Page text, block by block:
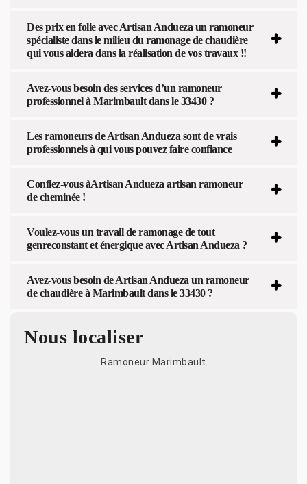
Des prix en folie avec Artisan Andueza un ramoneur
spécialiste dans le milieu du ramonage de chaudière
qui vous aidera dans la réalisation de vos travaux !!
Avez-vous besoin des services d’un ramoneur
professionnel à Marimbault dans le 33430 ?
Les ramoneurs de Artisan Andueza sont de vrais
professionnels à qui vous pouvez faire confiance
Confiez-vous àArtisan Andueza artisan ramoneur
de cheminée !
Voulez-vous un travail de ramonage de tout
genreconstant et énergique avec Artisan Andueza ?
Avez-vous besoin de Artisan Andueza un ramoneur
de chaudière à Marimbault dans le 33430 ?
Nous localiser
Ramoneur Marimbault